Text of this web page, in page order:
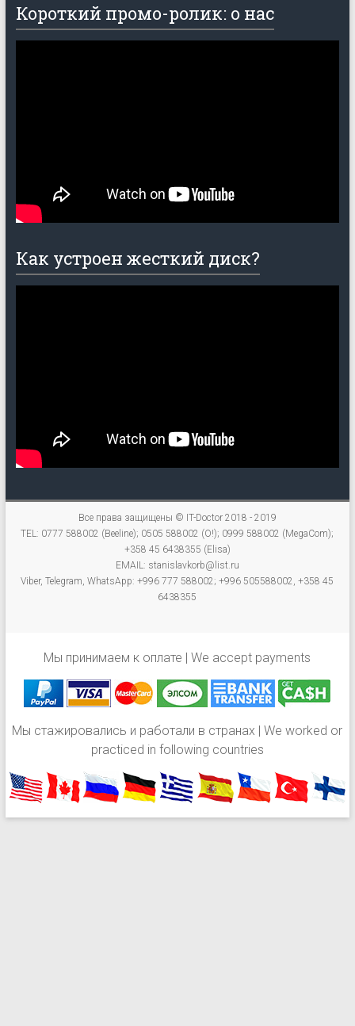
Короткий промо-ролик: о нас
Как устроен жесткий диск?
Все права защищены © IT-Doctor 2018 - 2019
TEL: 0777 588002 (Beeline); 0505 588002 (O!); 0999 588002 (MegaCom);
+358 45 6438355 (Elisa)
EMAIL: stanislavkorb@list.ru
Viber, Telegram, WhatsApp: +996 777 588002; +996 505588002, +358 45
6438355
Мы принимаем к оплате | We accept payments
Мы стажировались и работали в странах | We worked or
practiced in following countries